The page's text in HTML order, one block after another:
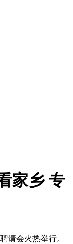
家乡 专
会火热举行。